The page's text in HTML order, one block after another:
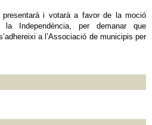
i votarà a favor de la moció
Independència, per demanar que
a l’Associació de municipis per